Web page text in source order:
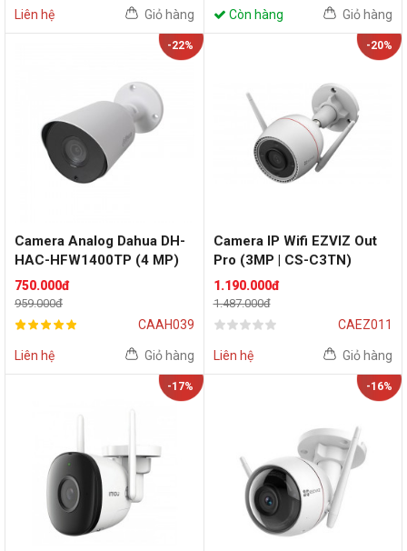
Liên hệ Giỏ hàng Còn hàng Giỏ hàng
-22%
Camera Analog Dahua DH-
HAC-HFW1400TP (4 MP)
750.000đ
959.000đ
CAAH039
Liên hệ Giỏ hàng
-20%
Camera IP Wifi EZVIZ Out
Pro (3MP | CS-C3TN)
1.190.000đ
1.487.000đ
CAEZ011
Liên hệ Giỏ hàng
-17% -16%